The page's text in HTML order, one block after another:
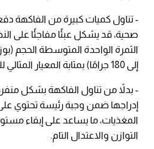
- تناول كميات كبيرة من الفاكهة
صحية، قد يشكل عبئًا مفاجئًا على
إلى 180 جرامًا) بمثابة المعيار المثالي للوجبة الخفيفة الآمنة.
- بدلاً من تناول الفاكهة بشكل
إدراجها ضمن وجبة رئيسة تحتوي
المغذيات، ما يساعد على إبقاء
التوازن والاعتدال التام.